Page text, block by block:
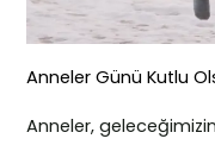
Anneler Günü Kutlu
Anneler,